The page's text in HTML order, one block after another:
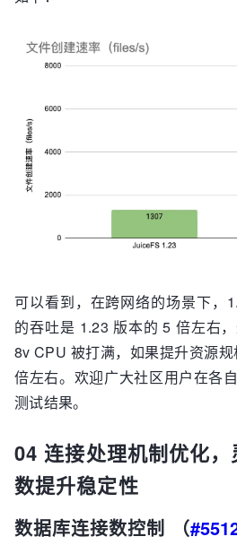
可以看到，在跨网络的场景下，
的吞吐是 1.23 版本的 5 倍左右
8v CPU 被打满，如果提升资源
倍左右。欢迎广大社区用户在各
测试结果。
04 连接处理机制优化
数提升稳定性
数据库连接数控制 （